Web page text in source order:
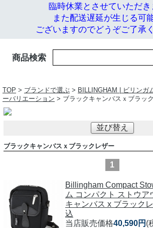
臨時休業とさせていただき
また配送遅延が生じる可
ございますのでどうぞご了承
商品検索
TOP > ブランドで選ぶ > BILLINGHAM | ビリンガ
ーバリエーション > ブラックキャンバスｘブラッ
並び替え
ブラックキャンバスｘブラックレザー
1
Billingham Compact
ム コンパクト ストウア
キャンバス x ブラック
込
当店販売価格40,590円 (